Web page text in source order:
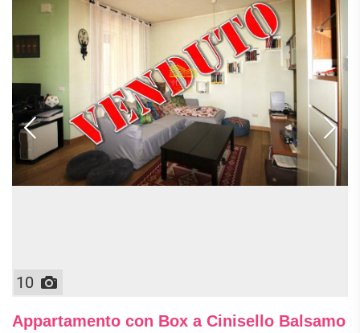
10
Appartamento con Box a Cinisello Balsamo